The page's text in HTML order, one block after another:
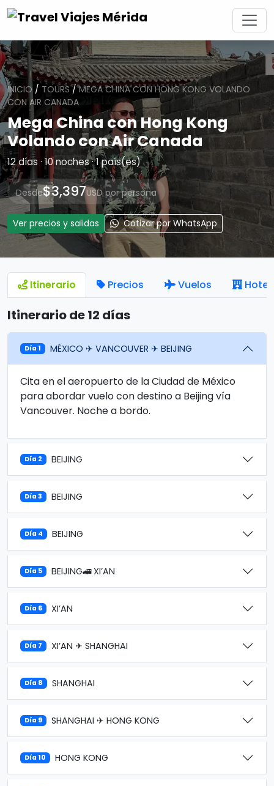
INICIO/ TOURS/MEGA CHINA CON HONG KONG VOLANDO
CON AIR CANADA
Mega China con Hong Kong
Volando con Air Canada
12 días · 10 noches · 1 país(es)
Desde$3,397USD por persona
Ver precios y salidas Cotizar por WhatsApp
Itinerario Precios Vuelos
Itinerario de 12 días
Día 1 MÉXICO ✈ VANCOUVER ✈ BEIJING
Cita en el aeropuerto de la Ciudad de México
para abordar vuelo con destino a Beijing vía
Vancouver. Noche a bordo.
Día 2 BEIJING
Día 3 BEIJING
Día 4 BEIJING
Día 5 BEIJING🚄 XI’AN
Día 6 XI’AN
Día 7 XI’AN ✈ SHANGHAI
Día 8 SHANGHAI
Día 9 SHANGHAI ✈ HONG KONG
Día 10 HONG KONG